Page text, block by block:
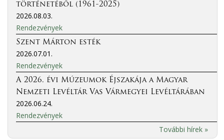
történetéből (1961-2025)
2026.08.03.
Rendezvények
Szent Márton esték
2026.07.01.
Rendezvények
A 2026. évi Múzeumok Éjszakája a Magyar
Nemzeti Levéltár Vas Vármegyei Levéltárában
2026.06.24.
Rendezvények
További hírek »